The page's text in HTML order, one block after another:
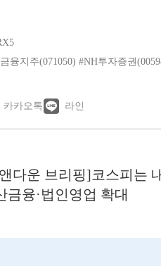
융지주(071050) #NH투자증권
카카오톡 라인
다운 브리핑]코스피는
금융·법인영업 확대